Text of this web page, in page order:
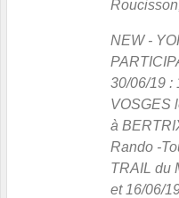
NEW -
30/06/19 :
VOSGES
à
Rando -
TRAIL du
et 16/06/